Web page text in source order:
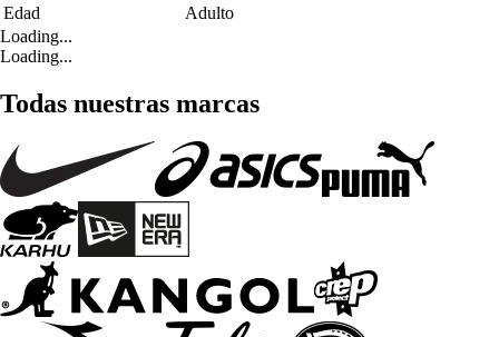
Edad
Adulto
Loading...
Loading...
Todas nuestras marcas